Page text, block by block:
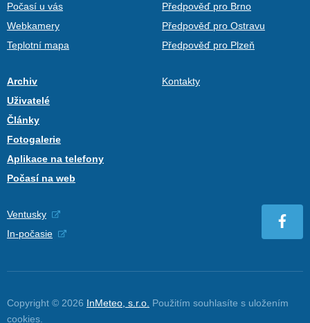
Počasí u vás
Webkamery
Teplotní mapa
Předpověď pro Brno
Předpověď pro Ostravu
Předpověď pro Plzeň
Archiv
Uživatelé
Články
Fotogalerie
Aplikace na telefony
Počasí na web
Kontakty
Ventusky
In-počasie
Copyright © 2026 InMeteo, s.r.o. Použitím souhlasíte s uložením
cookies